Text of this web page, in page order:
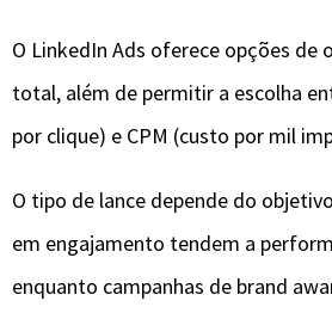
O LinkedIn Ads oferece opções de
total, além de permitir a escolha
por clique) e CPM (custo por mil
O tipo de lance depende do
em engajamento tendem a
enquanto campanhas de brand